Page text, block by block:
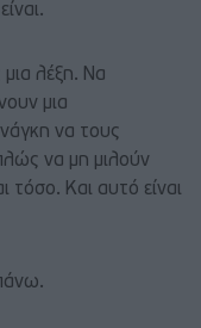
λέξη. Να
μια
να τους
να μη μιλούν
τόσο. Και αυτό είναι